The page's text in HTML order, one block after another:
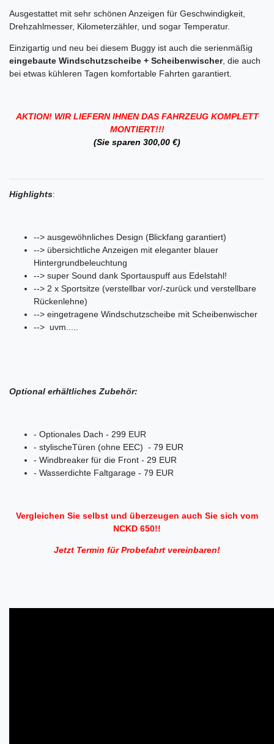
Ausgestattet mit sehr schönen Anzeigen für Geschwindigkeit,
Drehzahlmesser, Kilometerzähler, und sogar Temperatur.
Einzigartig und neu bei diesem Buggy ist auch die serienmäßig
eingebaute Windschutzscheibe + Scheibenwischer, die auch
bei etwas kühleren Tagen komfortable Fahrten garantiert.
AKTION! WIR LIEFERN IHNEN DAS FAHRZEUG KOMPLETT
MONTIERT!!!
(Sie sparen 300,00 €)
Highlights:
--> ausgewöhnliches Design (Blickfang garantiert)
--> übersichtliche Anzeigen mit eleganter blauer
Hintergrundbeleuchtung
--> super Sound dank Sportauspuff aus Edelstahl!
--> 2 x Sportsitze (verstellbar vor/-zurück und verstellbare
Rückenlehne)
--> eingetragene Windschutzscheibe mit Scheibenwischer
--> uvm.....
Optional erhältliches Zubehör:
- Optionales Dach - 299 EUR
- stylischeTüren (ohne EEC) - 79 EUR
- Windbreaker für die Front - 29 EUR
- Wasserdichte Faltgarage - 79 EUR
Vergleichen Sie selbst und überzeugen auch Sie sich vom
NCKD 650!!
Jetzt Termin für Probefahrt vereinbaren!